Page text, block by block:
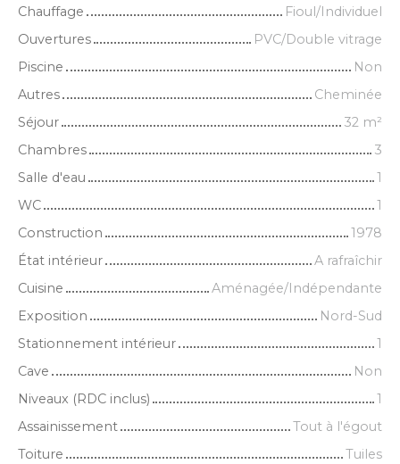
Chauffage
Fioul/Individuel
Ouvertures
PVC/Double vitrage
Piscine
Non
Autres
Cheminée
Séjour
32 m²
Chambres
3
Salle d'eau
1
WC
1
Construction
1978
État intérieur
A rafraîchir
Cuisine
Aménagée/Indépendante
Exposition
Nord-Sud
Stationnement intérieur
1
Cave
Non
Niveaux (RDC inclus)
1
Assainissement
Tout à l'égout
Toiture
Tuiles